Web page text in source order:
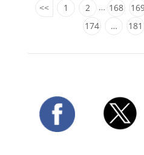
<< 1 2 … 168
174
… 181